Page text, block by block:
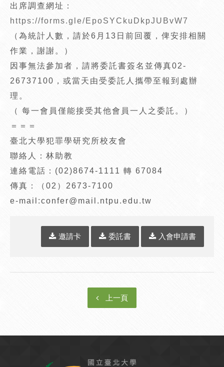
出席調查網址：
https://forms.gle/EpoSYCkuDkpJUBvW7
（為統計人數，請於6月13日前回覆，俾安排相關
作業，謝謝。）
因事無法參加者，請將委託書簽名並傳真02-
26737100，或當天由受委託人攜帶至報到處辦
理。
（ 每一會員僅能接受其他會員一人之委託。）
＝＝＝
臺北大學犯罪學研究所校友會
聯絡人：林助教
連絡電話：(02)8674-1111 轉 67084
傳真：（02）2673-7100
e-mail:confer@mail.ntpu.edu.tw
邀請卡 委託書 入會申請書
上一頁